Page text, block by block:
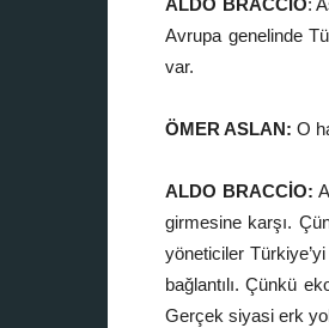
ALDO BRACCİO:
Avrupa genelinde
var.
ÖMER ASLAN: O
ALDO BRACCİO:
girmesine karşı.
yöneticiler
bağlantılı. Çünkü
Gerçek siyasi erk